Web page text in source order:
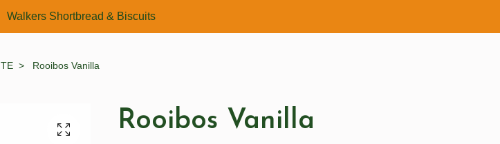
Walkers Shortbread & Biscuits
TE Rooibos Vanilla
Rooibos Vanilla